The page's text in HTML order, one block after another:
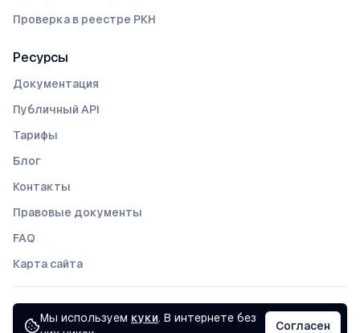
Проверка в реестре РКН
Ресурсы
Документация
Публичный API
Тарифы
Блог
Контакты
Правовые документы
FAQ
Карта сайта
©2026Statuser
Мы используем куки. В интернете без
Согласен